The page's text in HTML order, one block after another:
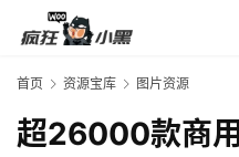
首页 资源宝库 图片资源
超26000款商